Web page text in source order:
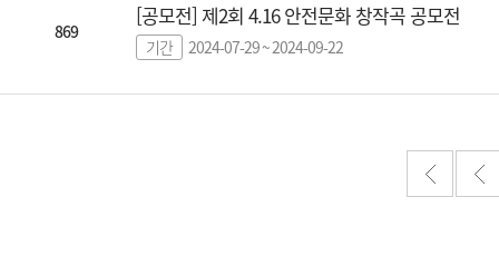
869
[공모전] 제2회 4.16 안전문화 창작곡 공모전
기간 2024-07-29 ~ 2024-09-22